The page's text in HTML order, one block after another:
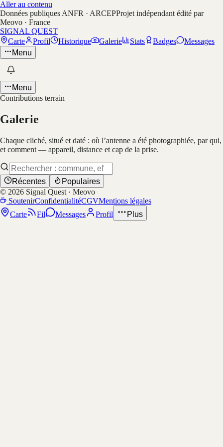
Aller au contenu
Données publiques ANFR · ARCEPProjet indépendant édité par
Meovo · France
SIGNAL QUEST
Carte
Profil Historique Galerie Stats Badges
Messages
Menu
Menu
Contributions terrain
Galerie
Chaque cliché, situé et daté : où l’antenne a été photographiée, par qui,
et comment — appareil, distance et cap de la prise.
Récentes
Populaires
© 2026 Signal Quest · Meovo
SoutenirConfidentialitéCGVMentions légales
Carte
Fil Messages Profil Plus